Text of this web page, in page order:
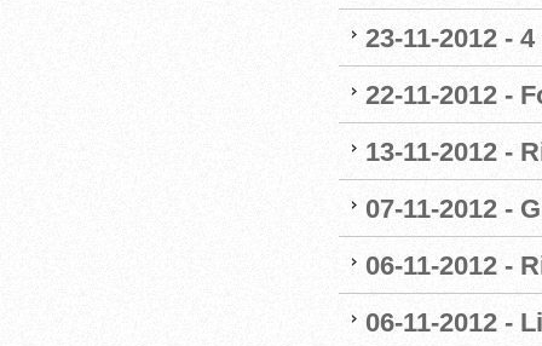
23-11-2012 -
22-11-2012 -
13-11-2012 -
07-11-2012 -
06-11-2012 -
06-11-2012 -